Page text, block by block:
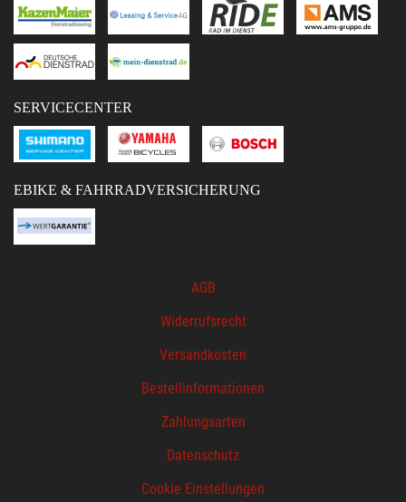
SERVICECENTER
EBIKE & FAHRRADVERSICHERUNG
AGB
Widerrufsrecht
Versandkosten
Bestellinformationen
Zahlungsarten
Datenschutz
Cookie Einstellungen